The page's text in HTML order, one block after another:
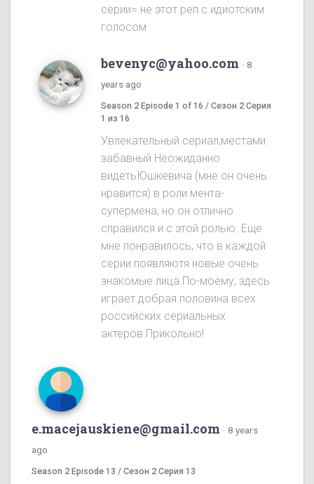
серии= не этот реп с идиотским
голосом
bevenyc@yahoo.com · 8
years ago
Season 2 Episode 1 of 16 / Сезон 2 Серия
1 из 16
Увлекательный сериал,местами
забавный.Неожиданно
видетьЮшкевича (мне он очень
нравится) в роли мента-
супермена, но он отлично
справился и с этой ролью. Еще
мне понравилось, что в каждой
серии появляютя новые очень
знакомые лица.По-моему, здесь
играет добрая половина всех
российских сериальных
актеров.Прикольно!
e.macejauskiene@gmail.com · 8 years
ago
Season 2 Episode 13 / Сезон 2 Серия 13